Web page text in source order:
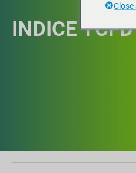
INDICE TCFD